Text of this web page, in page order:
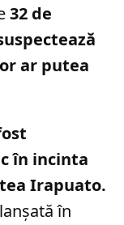
32 de
ar putea
în incinta
Irapuato.
în